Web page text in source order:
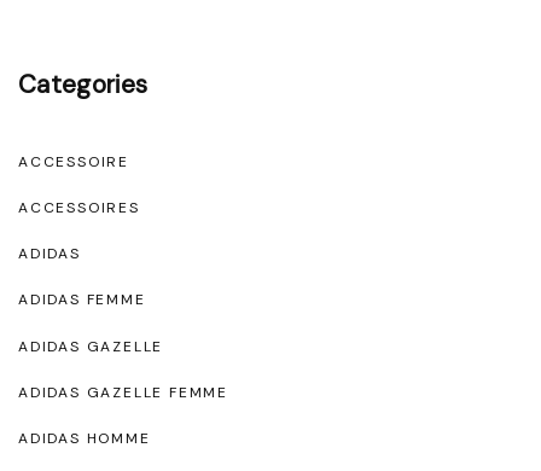
Categories
ACCESSOIRE
ACCESSOIRES
ADIDAS
ADIDAS FEMME
ADIDAS GAZELLE
ADIDAS GAZELLE FEMME
ADIDAS HOMME